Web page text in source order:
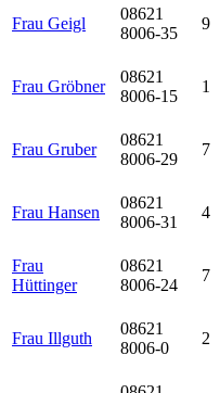
Frau Geigl
08621
8006-35
9
Frau Gröbner
08621
8006-15
1
Frau Gruber
08621
8006-29
7
Frau Hansen
08621
8006-31
4
Frau
Hüttinger
08621
8006-24
7
Frau Illguth
08621
8006-0
2